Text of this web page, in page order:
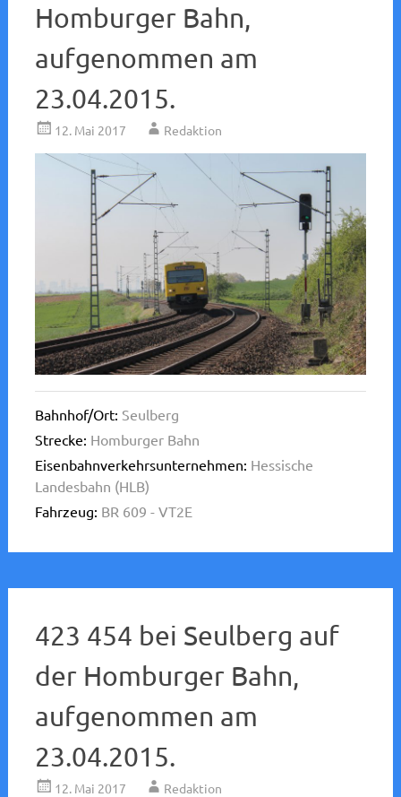
Homburger Bahn,
aufgenommen am
23.04.2015.
12. Mai 2017 Redaktion
Bahnhof/Ort: Seulberg
Strecke: Homburger Bahn
Eisenbahnverkehrsunternehmen: Hessische
Landesbahn (HLB)
Fahrzeug: BR 609 - VT2E
423 454 bei Seulberg auf
der Homburger Bahn,
aufgenommen am
23.04.2015.
12. Mai 2017 Redaktion